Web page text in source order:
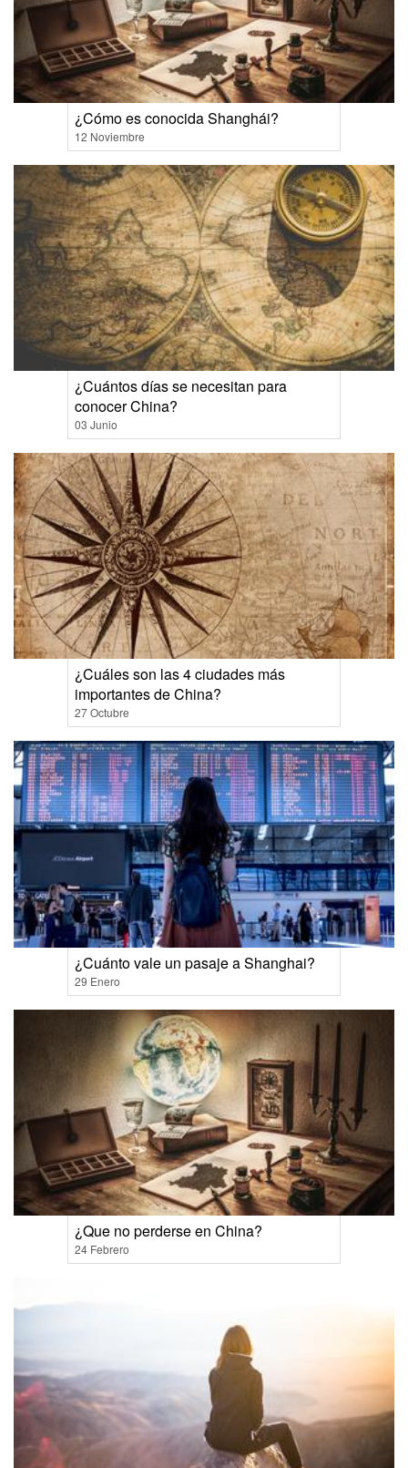
¿Cómo es conocida Shanghái?
12 Noviembre
¿Cuántos días se necesitan para
conocer China?
03 Junio
¿Cuáles son las 4 ciudades más
importantes de China?
27 Octubre
¿Cuánto vale un pasaje a Shanghai?
29 Enero
¿Que no perderse en China?
24 Febrero